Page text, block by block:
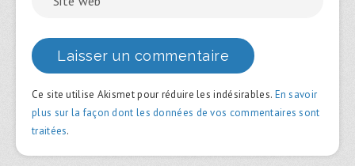
Ce site utilise Akismet pour réduire les indésirables. En savoir
plus sur la façon dont les données de vos commentaires sont
traitées.